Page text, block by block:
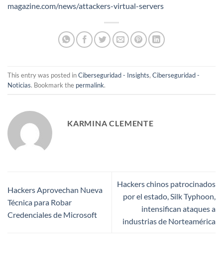
magazine.com/news/attackers-virtual-servers
This entry was posted inCiberseguridad - Insights, Ciberseguridad -
Noticias. Bookmark the permalink.
KARMINA CLEMENTE
Hackers Aprovechan Nueva
Técnica para Robar
Credenciales de Microsoft
Hackers chinos patrocinados
por el estado, Silk Typhoon,
intensifican ataques a
industrias de Norteamérica